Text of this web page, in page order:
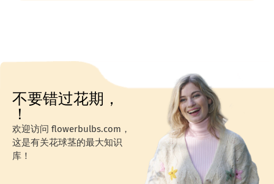
不要错过花期，
！
欢迎访问 flowerbulbs.com，
这是有关花球茎的最大知识
库！